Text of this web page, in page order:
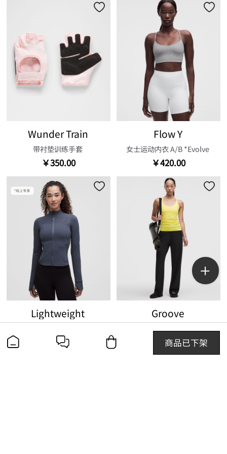
商品已下架
Wunder Train
带衬垫训练手套
￥350.00
Flow Y
女士运动内衣 A/B *Evolve
￥420.00
Lightweight
￥1080.00
Groove
女士运动混合罗纹高腰阔腿裤 30.5"
￥1080.00